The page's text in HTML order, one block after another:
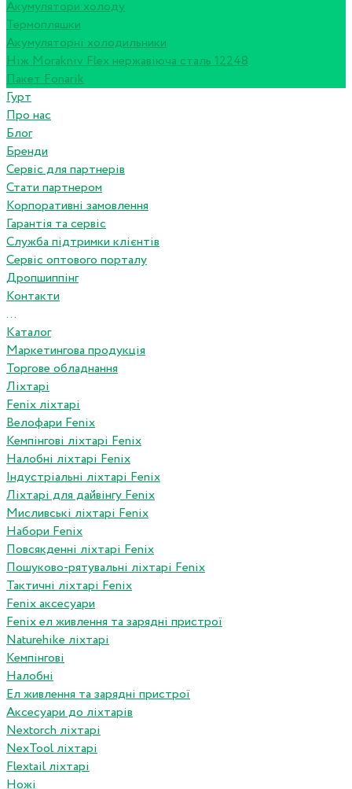
Акумулятори холоду
Термопляшки
Акумуляторні холодильники
Ніж Morakniv Flex нержавіюча сталь 12248
Пакет Fonarik
Гурт
Про нас
Блог
Бренди
Сервіс для партнерів
Стати партнером
Корпоративні замовлення
Гарантія та сервіс
Служба підтримки клієнтів
Сервіс оптового порталу
Дропшиппінг
Контакти
...
Каталог
Маркетингова продукція
Торгове обладнання
Ліхтарі
Fenix ліхтарі
Велофари Fenix
Кемпінгові ліхтарі Fenix
Налобні ліхтарі Fenix
Індустріальні ліхтарі Fenix
Ліхтарі для дайвінгу Fenix
Мисливські ліхтарі Fenix
Набори Fenix
Повсякденні ліхтарі Fenix
Пошуково-рятувальні ліхтарі Fenix
Тактичні ліхтарі Fenix
Fenix аксесуари
Fenix ел живлення та зарядні пристрої
Naturehike ліхтарі
Кемпінгові
Налобні
Ел живлення та зарядні пристрої
Аксесуари до ліхтарів
Nextorch ліхтарі
NexTool ліхтарі
Flextail ліхтарі
Ножі